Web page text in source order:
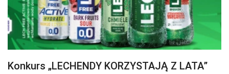
Konkurs „LECHENDY KORZYSTAJĄ Z LATA”